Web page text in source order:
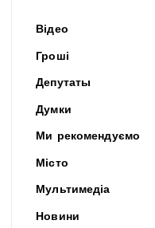
Відео
Гроші
Депутаты
Думки
Ми рекомендуємо
Місто
Мультимедіа
Новини